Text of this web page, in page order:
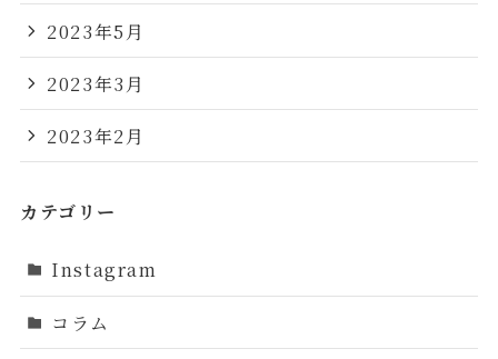
2023年5月
2023年3月
2023年2月
カテゴリー
Instagram
コラム